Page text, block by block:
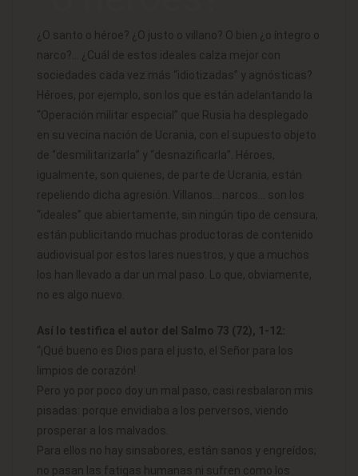
¿O santo o héroe? ¿O justo o villano? O bien ¿o íntegro o
narco?… ¿Cuál de estos ideales calza mejor con
sociedades cada vez más “idiotizadas” y agnósticas?
Héroes, por ejemplo, son los que están adelantando la
“Operación militar especial” que Rusia ha desplegado
en su vecina nación de Ucrania, con el supuesto objeto
de “desmilitarizarla” y “desnazificarla”. Héroes,
igualmente, son quienes, de parte de Ucrania, están
repeliendo dicha agresión. Villanos… narcos… son los
“ideales” que abiertamente, sin ningún tipo de censura,
están publicitando muchas productoras de contenido
audiovisual por estos lares nuestros, y que a muchos
los han llevado a dar un mal paso. Lo que, obviamente,
no es algo nuevo.
Así lo testifica el autor del Salmo 73 (72), 1-12:
“¡Qué bueno es Dios para el justo, el Señor para los
limpios de corazón!
Pero yo por poco doy un mal paso, casi resbalaron mis
pisadas: porque envidiaba a los perversos, viendo
prosperar a los malvados.
Para ellos no hay sinsabores, están sanos y engreídos;
no pasan las fatigas humanas ni sufren como los